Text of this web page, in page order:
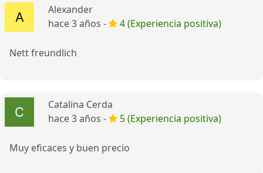
Alexander
hace 3 años -
4 (Experiencia positiva)
Nett freundlich
Catalina Cerda
hace 3 años -
5 (Experiencia positiva)
Muy eficaces y buen precio